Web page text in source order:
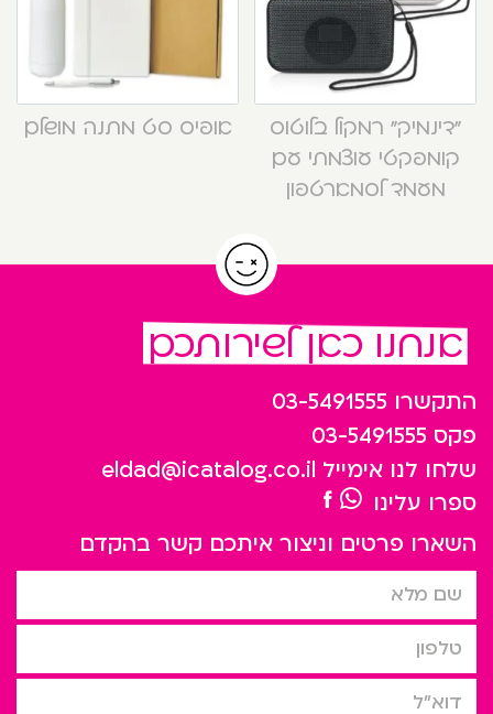
“דינמיק” רמקול בלוטוס
קומפקטי עוצמתי עם
מעמד לסמארטפון
אופיס סט מתנה מושלם
אנחנו כאן לשירותכם
התקשרו 03-5491555
פקס 03-5491555
שלחו לנו אימייל eldad@icatalog.co.il
ספרו עלינו
השארו פרטים וניצור איתכם קשר בהקדם
שם מלא
טלפון
דוא”ל